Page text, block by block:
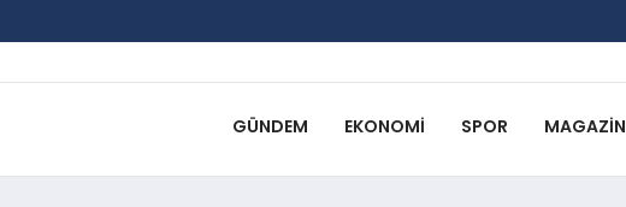
GÜNDEM EKONOMI SPOR MAGAZIN